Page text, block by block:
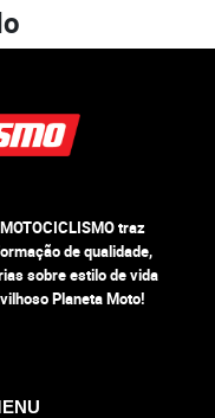
traz
de qualidade,
sobre estilo de vida
Planeta Moto!